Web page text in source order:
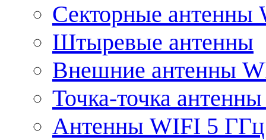
Секторные антенны
Штыревые антенны
Внешние антенны
Точка-точка
Антенны WIFI 5 ГГц